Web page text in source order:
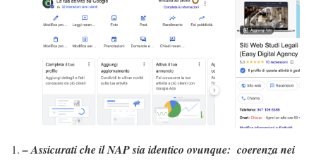
– Assicurati che il NAP sia identico ovunque: coerenza nei